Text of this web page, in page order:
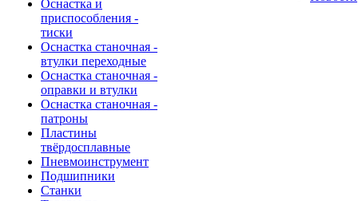
Оснастка и
приспособления -
тиски
Оснастка станочная -
втулки переходные
Оснастка станочная -
оправки и втулки
Оснастка станочная -
патроны
Пластины
твёрдосплавные
Пневмоинструмент
Подшипники
Станки